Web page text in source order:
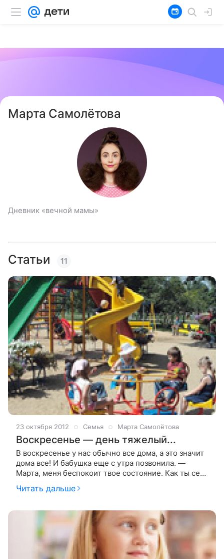
Марта Самолётова
Дневник «вечной мамы»
Статьи 11
23 октября 2012 Семья Марта Самолётова
Воскресенье — день тяжелый...
В воскресенье у нас обычно все дома, а это значит
дома все! И бабушка еще с утра позвонила. —
Марта, меня беспокоит твое состояние. Как ты себя
чувствуешь? — Да нормально, — неуверенно
протянула я. Дело в том,
Читать дальше